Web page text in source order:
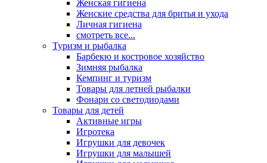
Женская гигиена
Женские средства для бритья и ухода
Личная гигиена
смотреть все...
Туризм и рыбалка
Барбекю и костровое хозяйство
Зимняя рыбалка
Кемпинг и туризм
Товары для летней рыбалки
Фонари со светодиодами
Товары для детей
Активные игры
Игротека
Игрушки для девочек
Игрушки для малышей